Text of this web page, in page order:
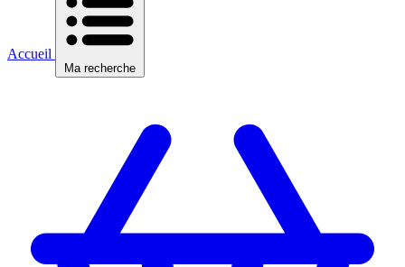
Accueil
Ma recherche